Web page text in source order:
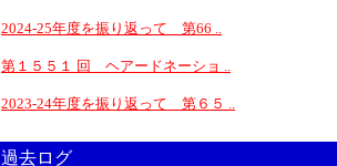
2024-25年度を振り返って 第66 ..
第１５５１ 回 ヘアードネーショ ..
2023-24年度を振り返って 第６５ ..
過去ログ